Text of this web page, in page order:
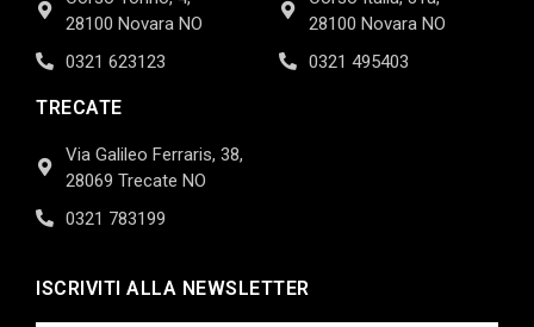
28100 Novara NO
0321 623123
28100 Novara NO
0321 495403
TRECATE
Via Galileo Ferraris, 38,
28069 Trecate NO
0321 783199
ISCRIVITI ALLA NEWSLETTER